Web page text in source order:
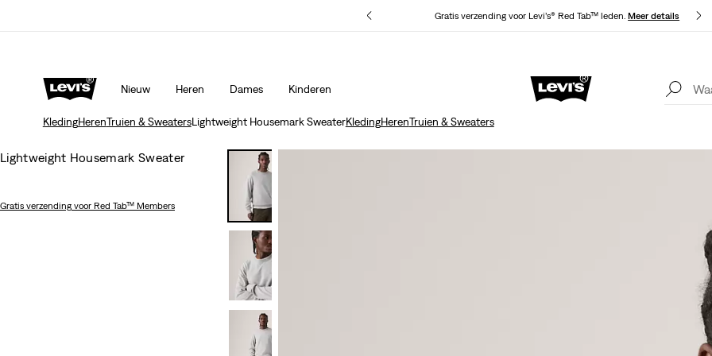
Gratis verzending voor Levi’s® Red Tab™ leden.Meer details
Nieuw Heren Dames Kinderen
Unidays: Studenten krijgen 20% korting
KledingHerenTruien & SweatersLightweight Housemark SweaterKledingHerenTruien & Sweaters
Lightweight Housemark Sweater
Gratis verzending voor Red Tab™ Members